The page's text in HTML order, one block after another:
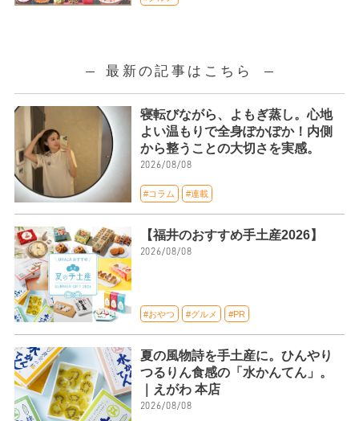
最新の記事はこちら
寝転びながら、よもぎ蒸し。心地
よい温もりで全身ぽかぽか！内側
から整うことの大切さを実感。
2026/08/08
#コラム #連載
【福井のおすすめ手土産2026】
2026/08/08
#おやつ #グルメ #PR
夏の風物詩を手土産に。ひんやり
つるりん食感の「水かんてん」。
｜えがわ 本店
2026/08/08